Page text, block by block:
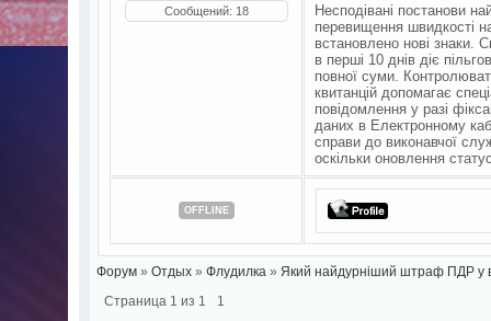
Сообщений: 18
Несподівані постанови
перевищення швидкості
встановлено нові знаки.
в перші 10 днів діє
повної суми.
квитанцій допомагає
повідомлення у разі
даних в Електронному
справи до виконавчої
оскільки оновлення
OFFLINE
Форум » Отдых » Флудилка » Який найдурніший штраф ПДР у
Страница 1 из 1 1